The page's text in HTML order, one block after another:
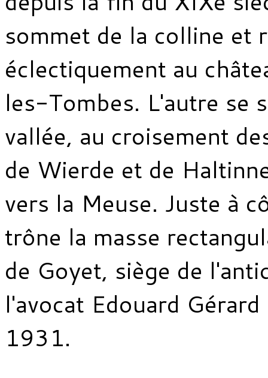
sommet de la colline et
éclectiquement au
les-Tombes. L'autre se
vallée, au croisement
de Wierde et de
vers la Meuse. Juste à
trône la masse
de Goyet, siège de
l'avocat Edouard
1931.